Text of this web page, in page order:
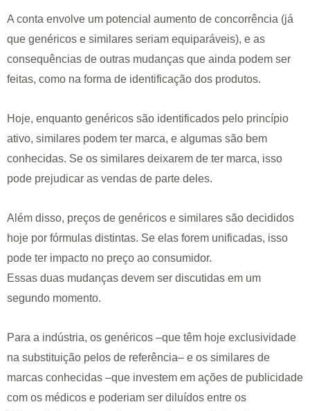
A conta envolve um potencial aumento de concorrência (já
que genéricos e similares seriam equiparáveis), e as
consequências de outras mudanças que ainda podem ser
feitas, como na forma de identificação dos produtos.
Hoje, enquanto genéricos são identificados pelo princípio
ativo, similares podem ter marca, e algumas são bem
conhecidas. Se os similares deixarem de ter marca, isso
pode prejudicar as vendas de parte deles.
Além disso, preços de genéricos e similares são decididos
hoje por fórmulas distintas. Se elas forem unificadas, isso
pode ter impacto no preço ao consumidor.
Essas duas mudanças devem ser discutidas em um
segundo momento.
Para a indústria, os genéricos –que têm hoje exclusividade
na substituição pelos de referência– e os similares de
marcas conhecidas –que investem em ações de publicidade
com os médicos e poderiam ser diluídos entre os